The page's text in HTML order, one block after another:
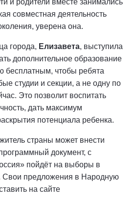
совместная деятельность
уверена она.
города, Елизавета, выступила
дополнительное образование
бесплатным, чтобы ребята
студии и секции, а не одну по
Это позволит воспитать
дать максимум
потенциала ребенка.
страны может внести
документ, с
пойдёт на выборы в
Свои предложения в Народную
на сайте